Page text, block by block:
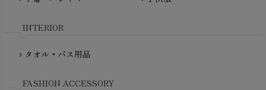
My Little Cozmo（マイリトルコズモ）
NewNative（ニューネイティブ）
INTERIOR
chevron_right タオル・バス用品
FASHION ACCESSORY